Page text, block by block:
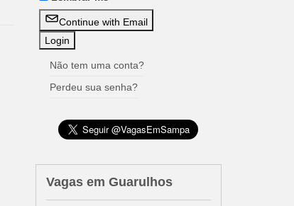
Continue with Email
Não tem uma conta?
Perdeu sua senha?
Vagas em Guarulhos